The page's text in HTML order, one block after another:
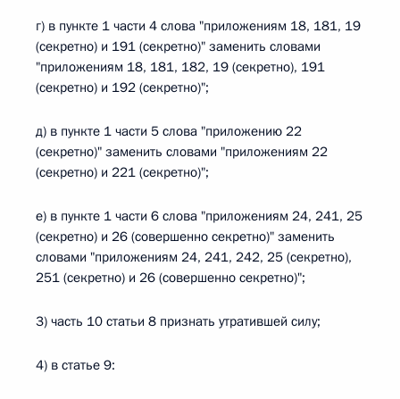
г) в пункте 1 части 4 слова "приложениям 18, 181, 19
(секретно) и 191 (секретно)" заменить словами
"приложениям 18, 181, 182, 19 (секретно), 191
(секретно) и 192 (секретно)";
д) в пункте 1 части 5 слова "приложению 22
(секретно)" заменить словами "приложениям 22
(секретно) и 221 (секретно)";
е) в пункте 1 части 6 слова "приложениям 24, 241, 25
(секретно) и 26 (совершенно секретно)" заменить
словами "приложениям 24, 241, 242, 25 (секретно),
251 (секретно) и 26 (совершенно секретно)";
3) часть 10 статьи 8 признать утратившей силу;
4) в статье 9: